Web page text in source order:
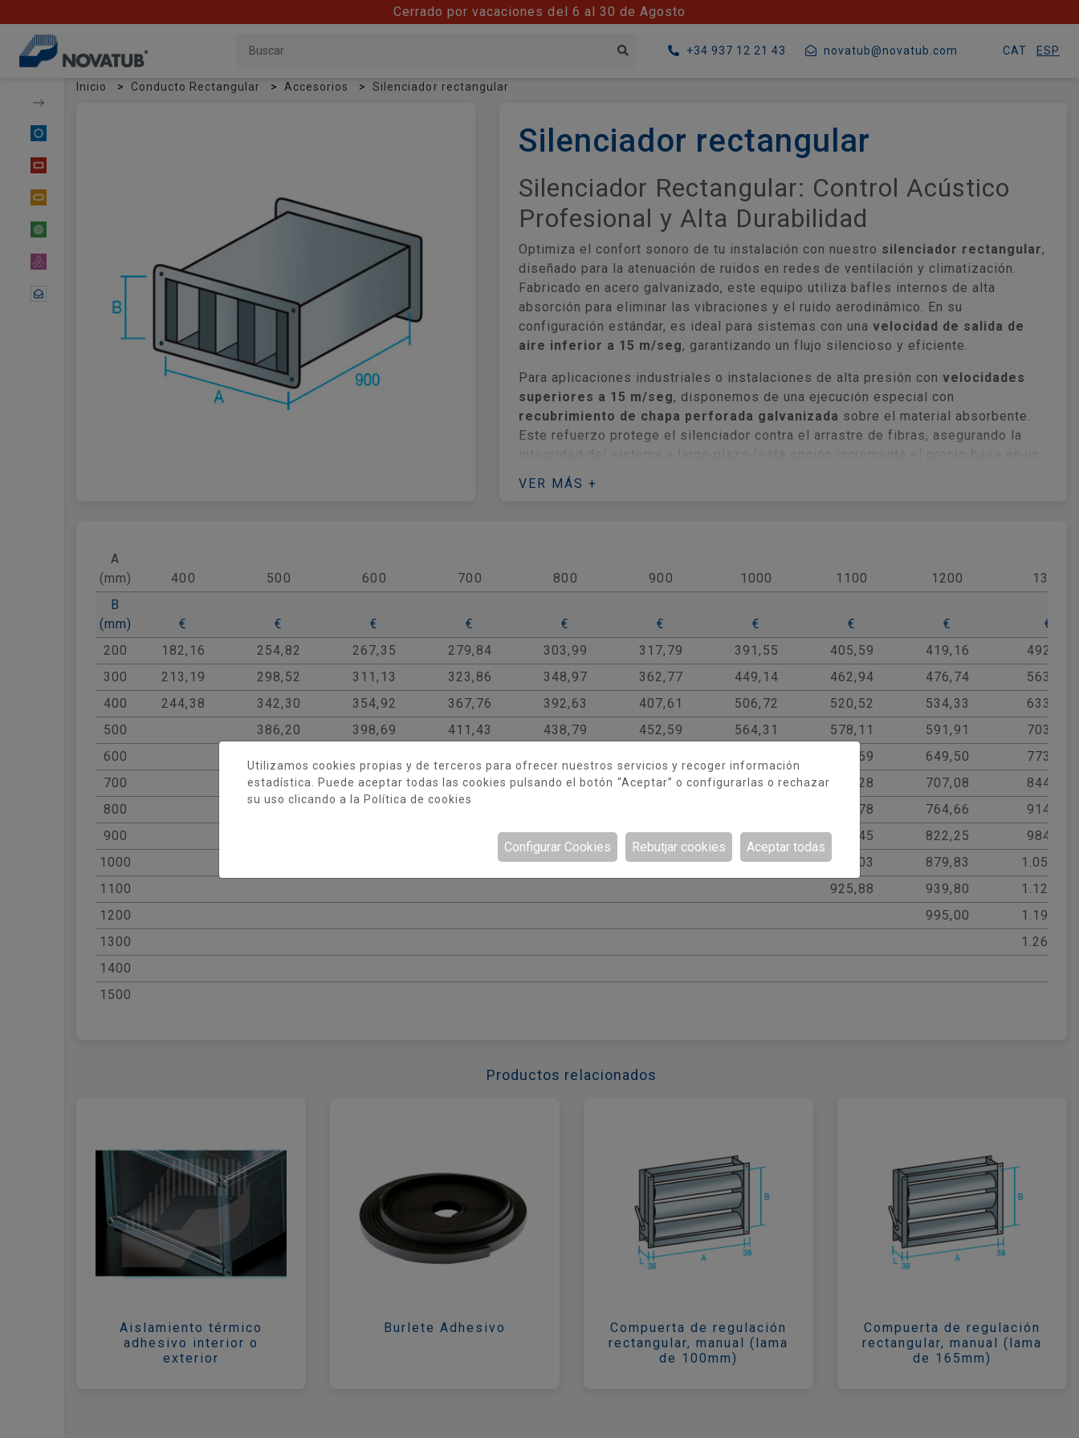
Cerrado por vacaciones del 6 al 30 de Agosto
+34 937 12 21 43 novatub@novatub.com CAT ESP
Material Difusor
Inicio Conducto Rectangular Accesorios Silenciador rectangular
Silenciador rectangular
Silenciador Rectangular: Control Acústico
Profesional y Alta Durabilidad
Optimiza el confort sonoro de tu instalación con nuestro silenciador rectangular,
diseñado para la atenuación de ruidos en redes de ventilación y climatización.
Fabricado en acero galvanizado, este equipo utiliza bafles internos de alta
absorción para eliminar las vibraciones y el ruido aerodinámico. En su
configuración estándar, es ideal para sistemas con unavelocidad de salida de
aire inferior a 15 m/seg, garantizando un flujo silencioso y eficiente.
Para aplicaciones industriales o instalaciones de alta presión convelocidades
superiores a 15 m/seg, disponemos de una ejecución especial con
recubrimiento de chapa perforada galvanizada sobre el material absorbente.
Este refuerzo protege el silenciador contra el arrastre de fibras, asegurando la
integridad del sistema a largo plazo (esta opción incrementa el precio base en un
60%). Es la solución técnica perfecta para entornos que exigen el máximo silencio,
como oficinas, hospitales y locales comerciales, adaptándose con precisión a las
VER MÁS +
A
(mm)
400 500 600 700 800 900 1000 1100 1200
1300
B
(mm)
€ € € € € € € € €
€
200
182,16 254,82 267,35 279,84 303,99 317,79 391,55 405,59 419,16
492,92
300
213,19 298,52 311,13 323,86 348,97 362,77 449,14 462,94 476,74
563,12
400
244,38 342,30 354,92 367,76 392,63 407,61 506,72 520,52 534,33
633,44
500
386,20 398,69 411,43 438,79 452,59 564,31 578,11 591,91
703,63
600
635,69 649,50
773,83
700
522,67 527,43 542,42 679,48 693,28 707,08
844,38
800
754,78 764,66
914,33
900
632,24 794,17 808,45 822,25
984,65
1000
852,23 866,03 879,83
1.054,85
1100
925,88 939,80
1.128,61
1200
995,00
1.195,36
1300
1.269,12
1400
1500
Productos relacionados
Aislamiento térmico
adhesivo interior o
exterior
Burlete Adhesivo
Compuerta de regulación
rectangular, manual (lama
de 100mm)
Compuerta de regulación
rectangular, manual (lama
de 165mm)
Utilizamos cookies propias y de terceros para ofrecer nuestros servicios y recoger información
estadística. Puede aceptar todas las cookies pulsando el botón “Aceptar” o configurarlas o rechazar
su uso clicando a laPolítica de cookies
Aceptar todas
Rebutjar cookies
Configurar Cookies